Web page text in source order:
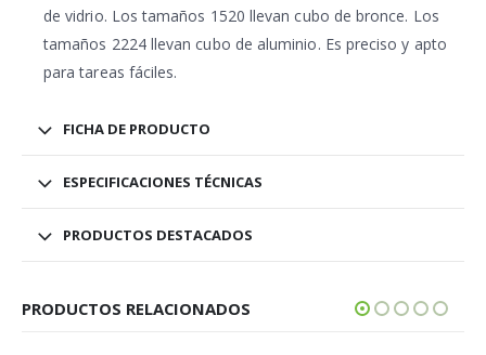
de vidrio. Los tamaños 1520 llevan cubo de bronce. Los
tamaños 2224 llevan cubo de aluminio. Es preciso y apto
para tareas fáciles.
FICHA DE PRODUCTO
ESPECIFICACIONES TÉCNICAS
PRODUCTOS DESTACADOS
PRODUCTOS RELACIONADOS